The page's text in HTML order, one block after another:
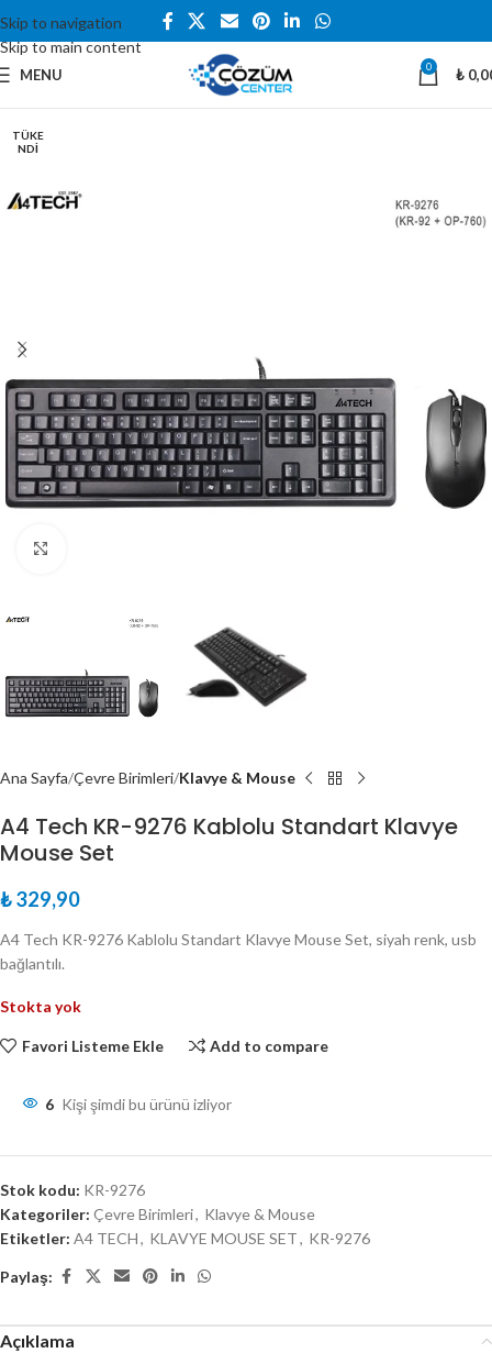
Skip to navigation
Skip to main content
MENU 0 ₺
TÜKE
NDI
Ana Sayfa Çevre Birimleri Klavye & Mouse
A4 Tech KR-9276 Kablolu Standart Klavye
Mouse Set
₺329,90
A4 Tech KR-9276 Kablolu Standart Klavye Mouse Set, siyah renk, usb
bağlantılı.
Stokta yok
Favori Listeme Ekle Add to compare
6 Kişi şimdi bu ürünü izliyor
Stok kodu: KR-9276
Kategoriler: Çevre Birimleri, Klavye & Mouse
Etiketler: A4 TECH, KLAVYE MOUSE SET, KR-9276
Paylaş:
Açıklama